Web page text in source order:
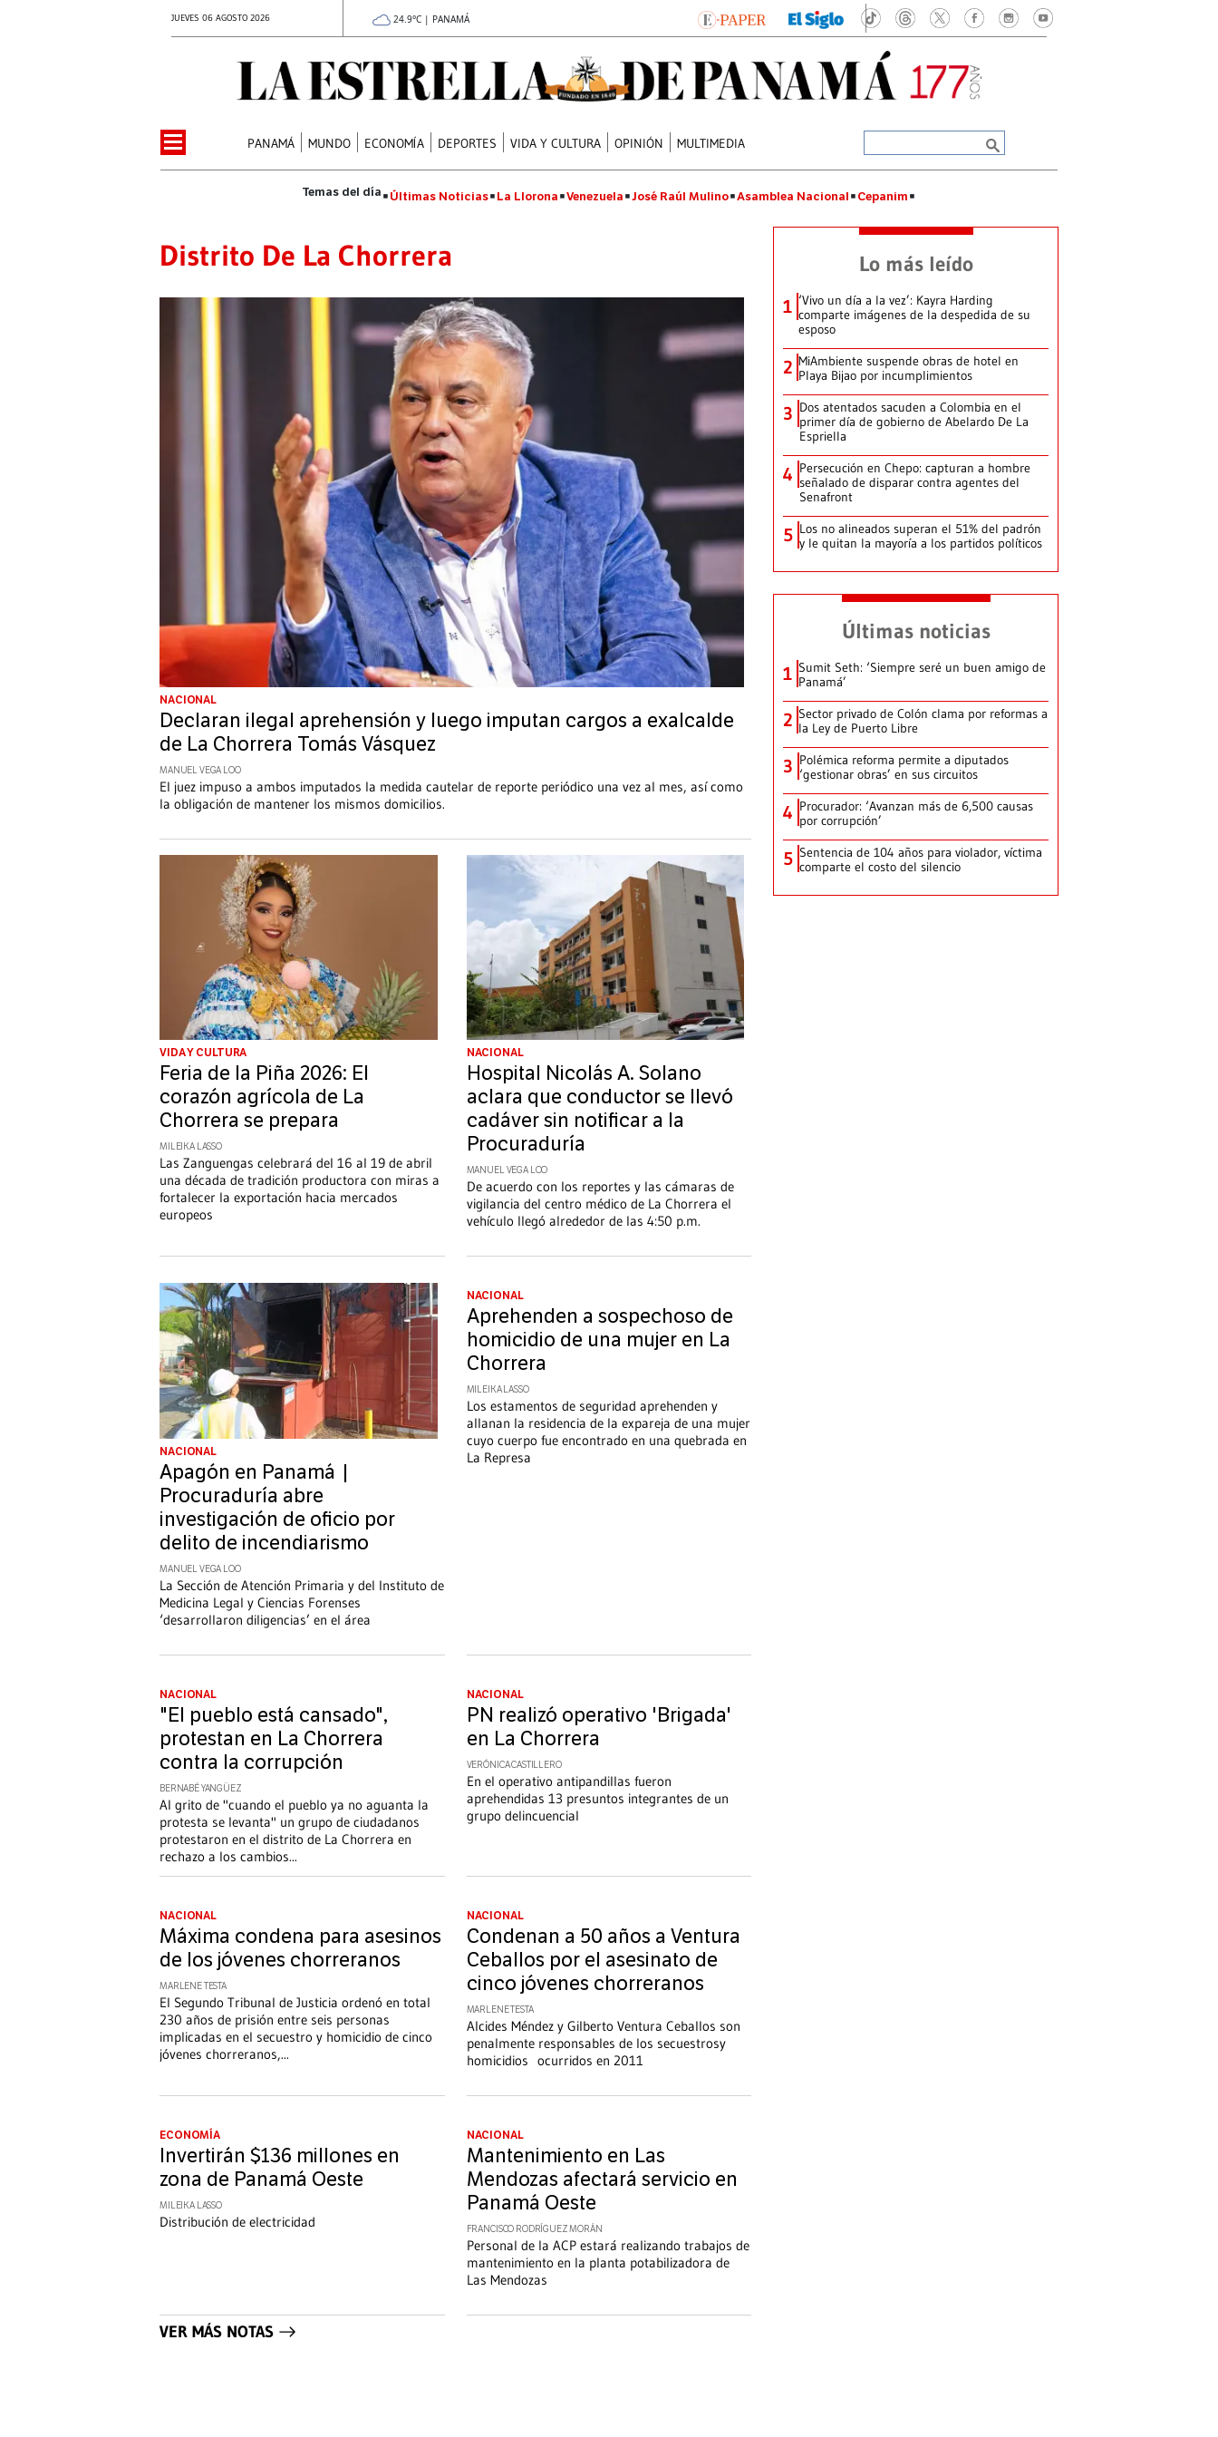
JUEVES 06 AGOSTO 2026 24.9°C | PANAMÁ
PANAMÁ MUNDO ECONOMÍA DEPORTES VIDA Y CULTURA OPINIÓN MULTIMEDIA
Últimas Noticias La Llorona Venezuela José Raúl Mulino Asamblea Nacional Cepanim
Distrito De La Chorrera
NACIONAL
Declaran ilegal aprehensión y luego imputan cargos a exalcalde
de La Chorrera Tomás Vásquez
MANUEL VEGA LOO
El juez impuso a ambos imputados la medida cautelar de reporte periódico una vez al mes, así como
la obligación de mantener los mismos domicilios.
VIDA Y CULTURA
Feria de la Piña 2026: El
corazón agrícola de La
Chorrera se prepara
MILEIKA LASSO
Las Zanguengas celebrará del 16 al 19 de abril
una década de tradición productora con miras a
fortalecer la exportación hacia mercados
europeos
NACIONAL
Hospital Nicolás A. Solano
aclara que conductor se llevó
cadáver sin notificar a la
Procuraduría
MANUEL VEGA LOO
De acuerdo con los reportes y las cámaras de
vigilancia del centro médico de La Chorrera el
vehículo llegó alrededor de las 4:50 p.m.
NACIONAL
Apagón en Panamá |
Procuraduría abre
investigación de oficio por
delito de incendiarismo
MANUEL VEGA LOO
La Sección de Atención Primaria y del Instituto de
Medicina Legal y Ciencias Forenses
‘desarrollaron diligencias’ en el área
NACIONAL
Aprehenden a sospechoso de
homicidio de una mujer en La
Chorrera
MILEIKA LASSO
Los estamentos de seguridad aprehenden y
allanan la residencia de la expareja de una mujer
cuyo cuerpo fue encontrado en una quebrada en
La Represa
NACIONAL
"El pueblo está cansado",
protestan en La Chorrera
contra la corrupción
BERNABÉ YANGÜEZ
Al grito de "cuando el pueblo ya no aguanta la
protesta se levanta" un grupo de ciudadanos
protestaron en el distrito de La Chorrera en
rechazo a los cambios...
NACIONAL
PN realizó operativo 'Brigada'
en La Chorrera
VERÓNICA CASTILLERO
En el operativo antipandillas fueron
aprehendidas 13 presuntos integrantes de un
grupo delincuencial
NACIONAL
Máxima condena para asesinos
de los jóvenes chorreranos
MARLENE TESTA
El Segundo Tribunal de Justicia ordenó en total
230 años de prisión entre seis personas
implicadas en el secuestro y homicidio de cinco
jóvenes chorreranos,...
NACIONAL
Condenan a 50 años a Ventura
Ceballos por el asesinato de
cinco jóvenes chorreranos
MARLENE TESTA
Alcides Méndez y Gilberto Ventura Ceballos son
penalmente responsables de los secuestrosy
homicidios ocurridos en 2011
ECONOMÍA
Invertirán $136 millones en
zona de Panamá Oeste
MILEIKA LASSO
Distribución de electricidad
NACIONAL
Mantenimiento en Las
Mendozas afectará servicio en
Panamá Oeste
FRANCISCO RODRÍGUEZ MORÁN
Personal de la ACP estará realizando trabajos de
mantenimiento en la planta potabilizadora de
Las Mendozas
VER MÁS NOTAS
Lo más leído
1 ‘Vivo un día a la vez’: Kayra Harding
comparte imágenes de la despedida de su
esposo
2 MiAmbiente suspende obras de hotel en
Playa Bijao por incumplimientos
3 Dos atentados sacuden a Colombia en el
primer día de gobierno de Abelardo De La
Espriella
4 Persecución en Chepo: capturan a hombre
señalado de disparar contra agentes del
Senafront
5 Los no alineados superan el 51% del padrón
y le quitan la mayoría a los partidos políticos
Últimas noticias
1 Sumit Seth: ‘Siempre seré un buen amigo de
Panamá’
2 Sector privado de Colón clama por reformas a
la Ley de Puerto Libre
3 Polémica reforma permite a diputados
‘gestionar obras’ en sus circuitos
4 Procurador: ‘Avanzan más de 6,500 causas
por corrupción’
5 Sentencia de 104 años para violador, víctima
comparte el costo del silencio